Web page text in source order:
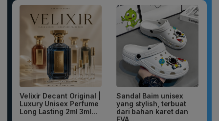
Velixir Decant Original |
Luxury Unisex Perfume
Long Lasting 2ml 3ml...
Sandal Baim unisex
yang stylish, terbuat
dari bahan karet dan